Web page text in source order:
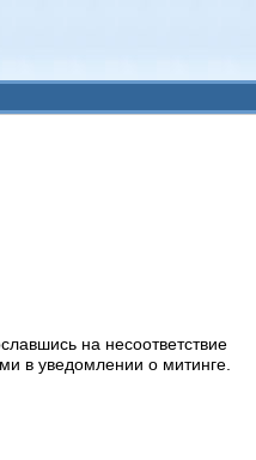
на несоответствие
в уведомлении о митинге.